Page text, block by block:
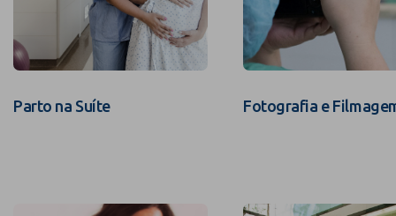
Parto na Suíte Fotografia e